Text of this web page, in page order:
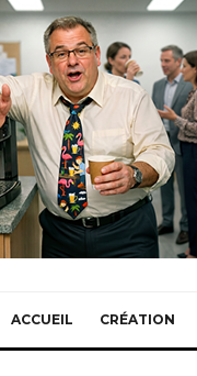
ACCUEIL CRÉATION